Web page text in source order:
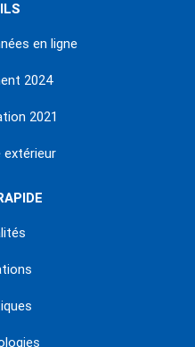
en ligne
2024
2021
extérieur